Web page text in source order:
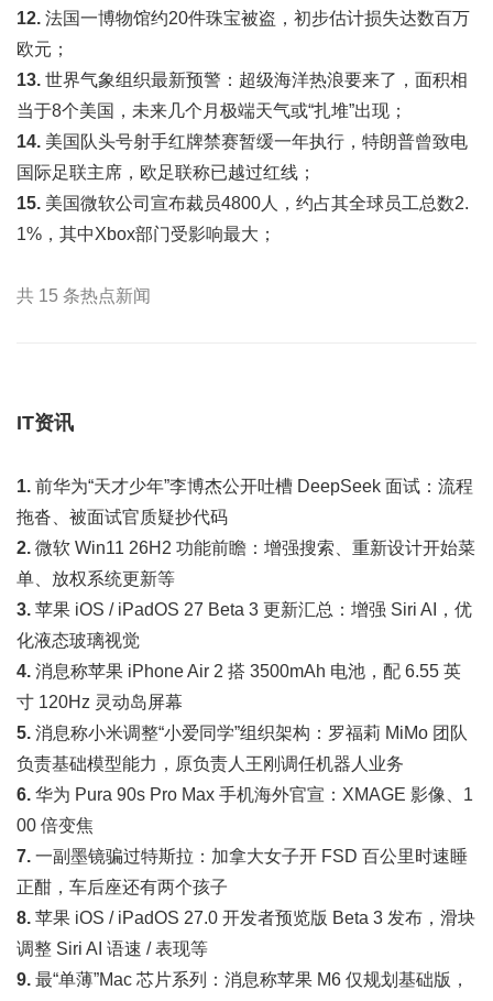
12. 法国一博物馆约20件珠宝被盗，初步估计损失达数百万
欧元；
13. 世界气象组织最新预警：超级海洋热浪要来了，面积相
当于8个美国，未来几个月极端天气或“扎堆”出现；
14. 美国队头号射手红牌禁赛暂缓一年执行，特朗普曾致电
国际足联主席，欧足联称已越过红线；
15. 美国微软公司宣布裁员4800人，约占其全球员工总数2.
1%，其中Xbox部门受影响最大；
共 15 条热点新闻
IT资讯
1. 前华为“天才少年”李博杰公开吐槽 DeepSeek 面试：流程
拖沓、被面试官质疑抄代码
2. 微软 Win11 26H2 功能前瞻：增强搜索、重新设计开始菜
单、放权系统更新等
3. 苹果 iOS / iPadOS 27 Beta 3 更新汇总：增强 Siri AI，优
化液态玻璃视觉
4. 消息称苹果 iPhone Air 2 搭 3500mAh 电池，配 6.55 英
寸 120Hz 灵动岛屏幕
5. 消息称小米调整“小爱同学”组织架构：罗福莉 MiMo 团队
负责基础模型能力，原负责人王刚调任机器人业务
6. 华为 Pura 90s Pro Max 手机海外官宣：XMAGE 影像、1
00 倍变焦
7. 一副墨镜骗过特斯拉：加拿大女子开 FSD 百公里时速睡
正酣，车后座还有两个孩子
8. 苹果 iOS / iPadOS 27.0 开发者预览版 Beta 3 发布，滑块
调整 Siri AI 语速 / 表现等
9. 最“单薄”Mac 芯片系列：消息称苹果 M6 仅规划基础版，